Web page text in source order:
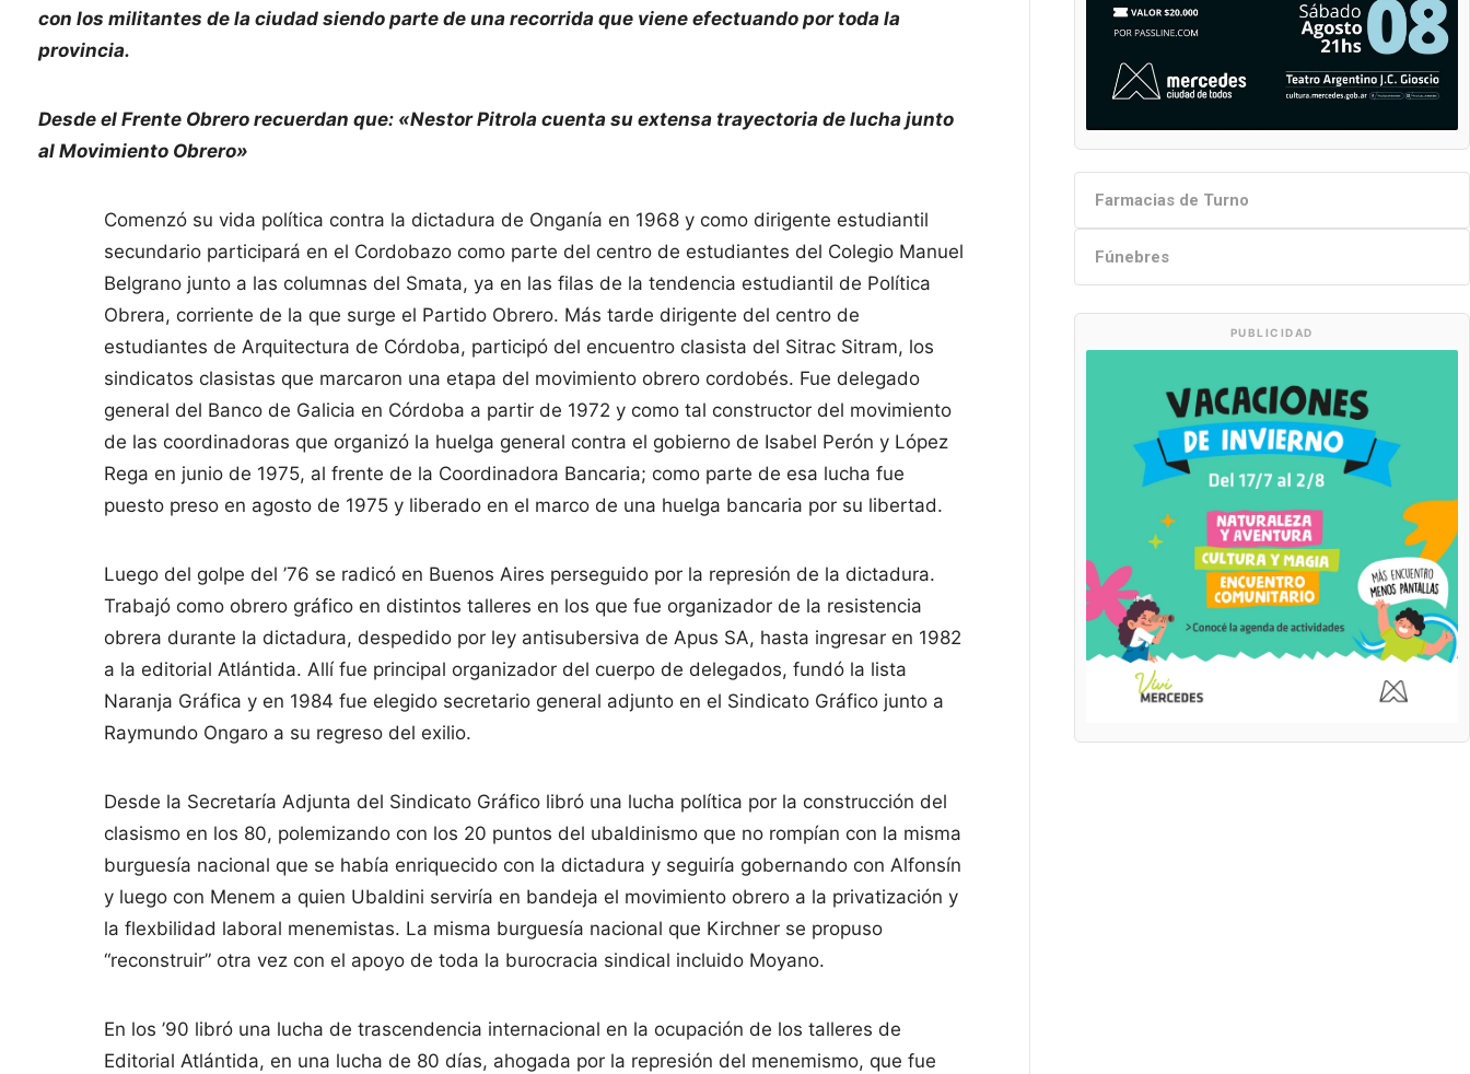
con los militantes de la ciudad siendo parte de una recorrida que viene efectuando por toda la
provincia.
Desde el Frente Obrero recuerdan que: «Nestor Pitrola cuenta su extensa trayectoria de lucha junto
al Movimiento Obrero»
Comenzó su vida política contra la dictadura de Onganía en 1968 y como dirigente estudiantil
secundario participará en el Cordobazo como parte del centro de estudiantes del Colegio Manuel
Belgrano junto a las columnas del Smata, ya en las filas de la tendencia estudiantil de Política
Obrera, corriente de la que surge el Partido Obrero. Más tarde dirigente del centro de
estudiantes de Arquitectura de Córdoba, participó del encuentro clasista del Sitrac Sitram, los
sindicatos clasistas que marcaron una etapa del movimiento obrero cordobés. Fue delegado
general del Banco de Galicia en Córdoba a partir de 1972 y como tal constructor del movimiento
de las coordinadoras que organizó la huelga general contra el gobierno de Isabel Perón y López
Rega en junio de 1975, al frente de la Coordinadora Bancaria; como parte de esa lucha fue
puesto preso en agosto de 1975 y liberado en el marco de una huelga bancaria por su libertad.
Luego del golpe del ’76 se radicó en Buenos Aires perseguido por la represión de la dictadura.
Trabajó como obrero gráfico en distintos talleres en los que fue organizador de la resistencia
obrera durante la dictadura, despedido por ley antisubersiva de Apus SA, hasta ingresar en 1982
a la editorial Atlántida. Allí fue principal organizador del cuerpo de delegados, fundó la lista
Naranja Gráfica y en 1984 fue elegido secretario general adjunto en el Sindicato Gráfico junto a
Raymundo Ongaro a su regreso del exilio.
Desde la Secretaría Adjunta del Sindicato Gráfico libró una lucha política por la construcción del
clasismo en los 80, polemizando con los 20 puntos del ubaldinismo que no rompían con la misma
burguesía nacional que se había enriquecido con la dictadura y seguiría gobernando con Alfonsín
y luego con Menem a quien Ubaldini serviría en bandeja el movimiento obrero a la privatización y
la flexbilidad laboral menemistas. La misma burguesía nacional que Kirchner se propuso
“reconstruir” otra vez con el apoyo de toda la burocracia sindical incluido Moyano.
En los ’90 libró una lucha de trascendencia internacional en la ocupación de los talleres de
Editorial Atlántida, en una lucha de 80 días, ahogada por la represión del menemismo, que fue
Farmacias de Turno
Fúnebres
PUBLICIDAD